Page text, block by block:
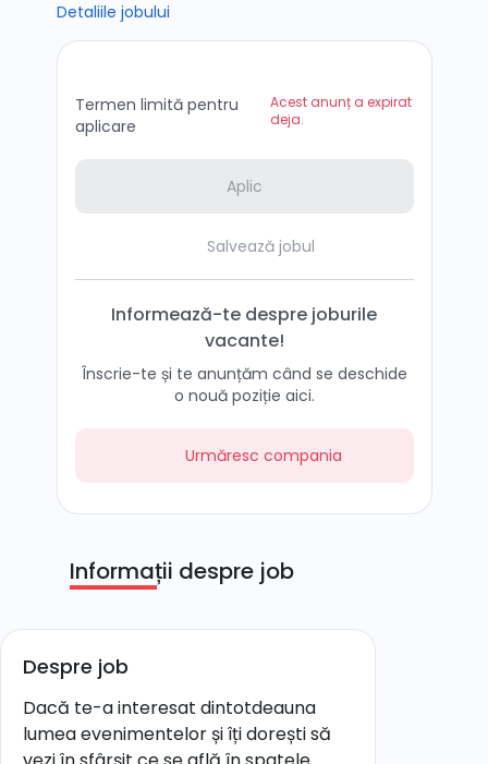
Detaliile jobului
Termen limită pentru
aplicare
Acest anunț a expirat
deja.
Aplic
Salvează jobul
Informează-te despre joburile
vacante!
Înscrie-te și te anunțăm când se deschide
o nouă poziție aici.
Urmăresc compania
Informații despre job
Despre job
Dacă te-a interesat dintotdeauna
lumea evenimentelor și îți dorești să